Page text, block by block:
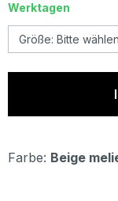
Werktagen
Farbe: Beige